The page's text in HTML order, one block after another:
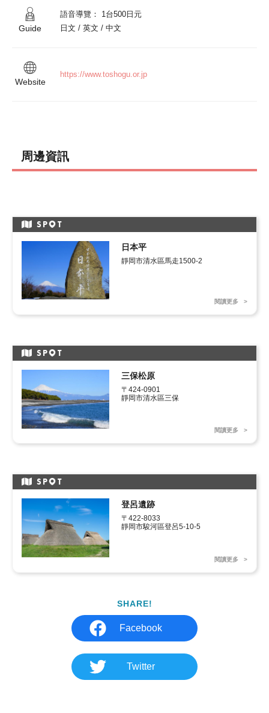
Guide
語音導覽： 1台500日元
日文 / 英文 / 中文
Website
https://www.toshogu.or.jp
周邊資訊
SP T
日本平
靜岡市清水區馬走1500-2
閱讀更多
SP T
三保松原
〒424-0901
靜岡市清水區三保
閱讀更多
SP T
登呂遺跡
〒422-8033
靜岡市駿河區登呂5-10-5
閱讀更多
SHARE!
Facebook
Twitter